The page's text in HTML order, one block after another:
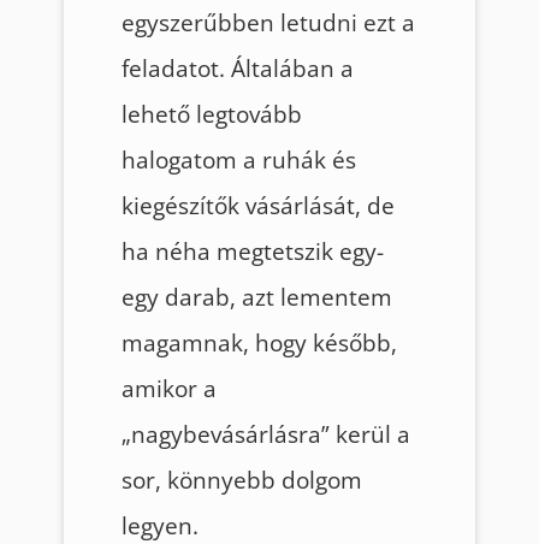
egyszerűbben letudni ezt a
feladatot. Általában a
lehető legtovább
halogatom a ruhák és
kiegészítők vásárlását, de
ha néha megtetszik egy-
egy darab, azt lementem
magamnak, hogy később,
amikor a
„nagybevásárlásra” kerül a
sor, könnyebb dolgom
legyen.